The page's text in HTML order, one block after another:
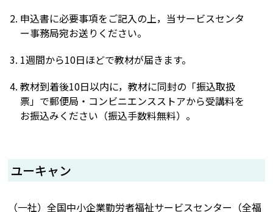
申込書に必要事項をご記入の上，当サービスセンタ
ー事務局宛お送りください。
1週間から10日ほどで教材が届きます。
教材到着後10日以内に，教材に同封の「振込取扱
票」で郵便局・コンビニエンスストアから受講料を
お振込みください（振込手数料無料）。
ユーキャン
（一社）全国中小企業勤労者福祉サービスセンター（全福